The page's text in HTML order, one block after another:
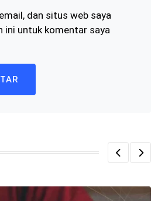
dan situs web saya
ini untuk komentar saya